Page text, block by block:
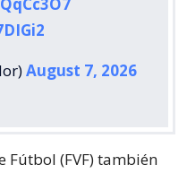
August 7, 2026
Fútbol (FVF) también